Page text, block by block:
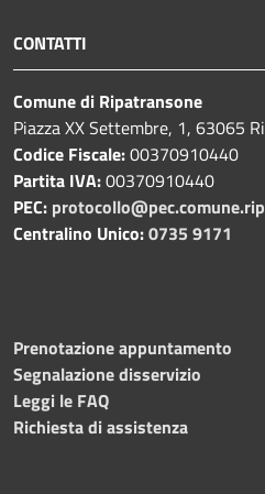
CONTATTI
Comune di Ripatransone
Piazza XX Settembre, 1, 63065
Codice Fiscale:00370910440
Partita IVA:00370910440
PEC:
Centralino Unico:0735 9171
Prenotazione appuntamento
Segnalazione disservizio
Leggi le FAQ
Richiesta di assistenza